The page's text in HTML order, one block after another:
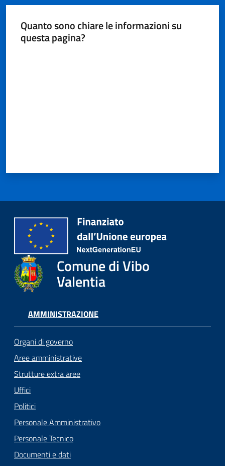
Quanto sono chiare le informazioni su
questa pagina?
Comune di Vibo
Valentia
AMMINISTRAZIONE
Organi di governo
Aree amministrative
Strutture extra aree
Uffici
Politici
Personale Amministrativo
Personale Tecnico
Documenti e dati